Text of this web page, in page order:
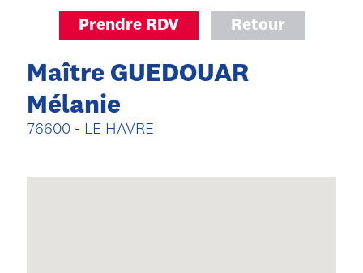
Maître GUEDOUAR
Mélanie
76600 - LE HAVRE
Prendre RDV Retour